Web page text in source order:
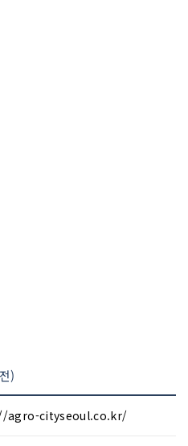
)
agro-cityseoul.co.kr/